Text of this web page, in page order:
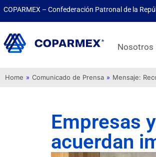
COPARMEX – Confederación Patronal de la
Nosotros
Home » Comunicado de Prensa » Mensaje:
Empresas
acuerdan